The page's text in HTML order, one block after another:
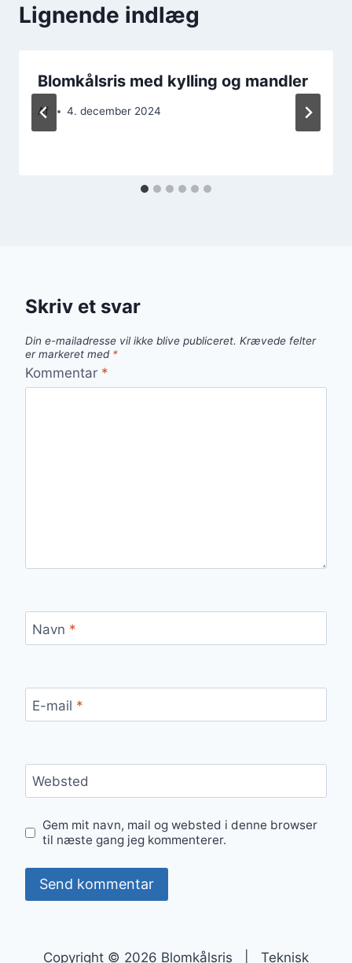
Lignende indlæg
Blomkålsris med kylling og mandler
Af 4. december 2024
Skriv et svar
Din e-mailadresse vil ikke blive publiceret. Krævede felter
er markeret med *
Kommentar *
Navn *
E-mail *
Websted
Gem mit navn, mail og websted i denne browser
til næste gang jeg kommenterer.
Copyright © 2026 Blomkålsris | Teknisk